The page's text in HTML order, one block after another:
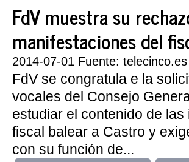
FdV muestra su
manifestaciones del
2014-07-01 Fuente: telecinco.es
FdV se congratula e la
vocales del Consejo
estudiar el contenido de
fiscal balear a Castro y
con su función de...